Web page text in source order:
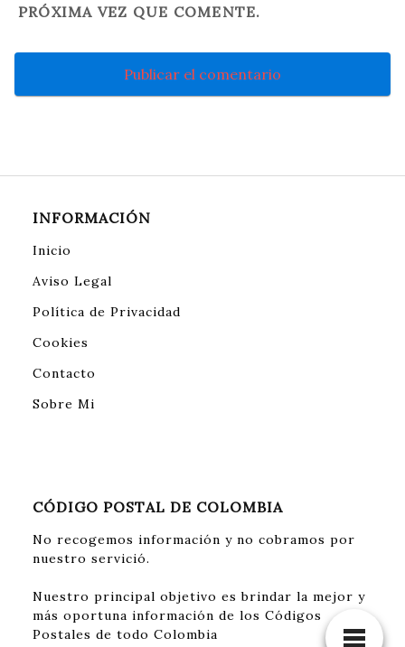
PRÓXIMA VEZ QUE COMENTE.
INFORMACIÓN
Inicio
Aviso Legal
Política de Privacidad
Cookies
Contacto
Sobre Mi
CÓDIGO POSTAL DE COLOMBIA
No recogemos información y no cobramos por
nuestro servició.
Nuestro principal objetivo es brindar la mejor y
más oportuna información de los Códigos
Postales de todo Colombia